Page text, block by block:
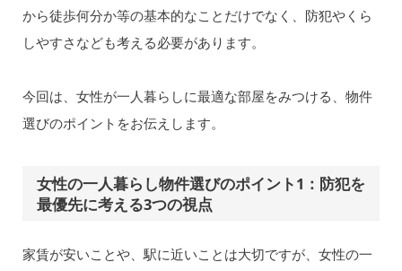
から徒歩何分か等の基本的なことだけでなく、防犯やくら
しやすさなども考える必要があります。
今回は、女性が一人暮らしに最適な部屋をみつける、物件
選びのポイントをお伝えします。
女性の一人暮らし物件選びのポイント1：防犯を
最優先に考える3つの視点
家賃が安いことや、駅に近いことは大切ですが、女性の一